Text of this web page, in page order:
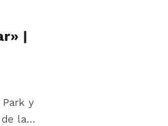
|
y
de la…